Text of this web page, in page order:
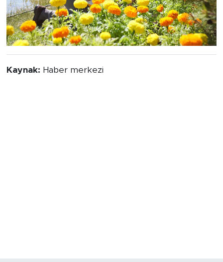
Kaynak: Haber merkezi